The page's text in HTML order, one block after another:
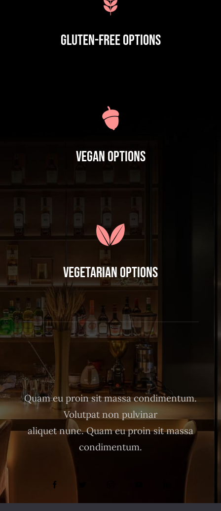
Gluten-Free Options
Vegan Options
Vegetarian Options
Quam eu proin sit massa condimentum.
Volutpat non pulvinar
aliquet nunc. Quam eu proin sit massa
condimentum.